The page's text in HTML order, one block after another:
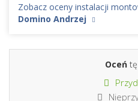
Zobacz oceny instalacji
Domino Andrzej
Oceń